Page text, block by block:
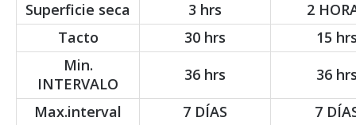
Superficie seca
3 hrs
2
Tacto
30 hrs
15
Min.
INTERVALO
36 hrs
36
Max.interval
7 DÍAS
7